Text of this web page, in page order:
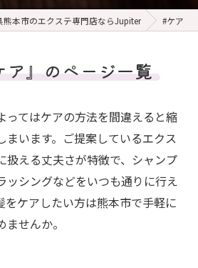
熊本市のエクステ専門店ならJupiter #ケア
ア』のページ一覧
ってはケアの方法を間違えると縮
まいます。ご提案しているエクス
扱える丈夫さが特徴で、シャンプ
ッシングなどをいつも通りに行え
をケアしたい方は熊本市で手軽に
せんか。